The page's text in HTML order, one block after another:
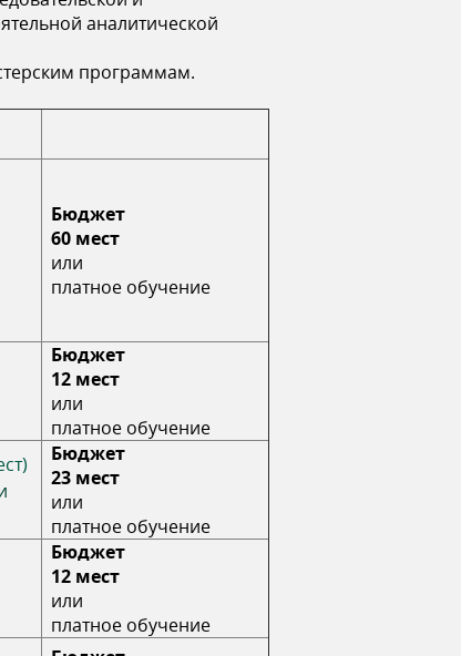
аналитической
программам.
Бюджет
60 мест
или
платное обучение
Бюджет
12 мест
или
платное обучение
Бюджет
23 мест
или
платное обучение
Бюджет
12 мест
или
платное обучение